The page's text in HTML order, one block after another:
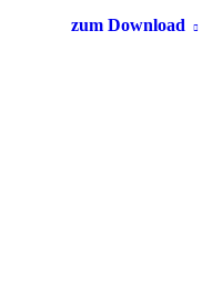
zum Download